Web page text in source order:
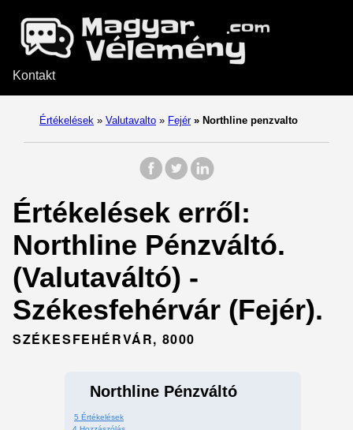
Kontakt
Értékelések » Valutavalto » Fejér » Northline penzvalto
Értékelések erről:
Northline Pénzváltó.
(Valutaváltó) -
Székesfehérvár (Fejér).
SZÉKESFEHÉRVÁR, 8000
Northline Pénzváltó
5 Értékelések